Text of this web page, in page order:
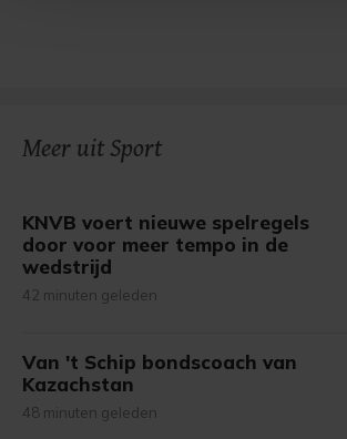
Meer uit Sport
KNVB voert nieuwe spelregels
door voor meer tempo in de
wedstrijd
42 minuten geleden
Van 't Schip bondscoach van
Kazachstan
48 minuten geleden